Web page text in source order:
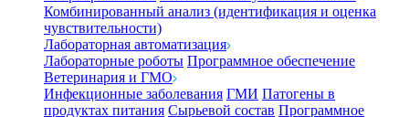
Комбинированный анализ (идентификация и оценка
чувствительности)
Лабораторная автоматизация
Лабораторные роботы Программное обеспечение
Ветеринария и ГМО
Инфекционные заболевания ГМИ Патогены в
продуктах питания Сырьевой состав Программное